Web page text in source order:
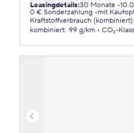
Leasingdetails:30 Monate
0 € Sonderzahlung
mit
Kraftstoffverbrauch (kombiniert):
kombiniert: 99 g/km CO₂-